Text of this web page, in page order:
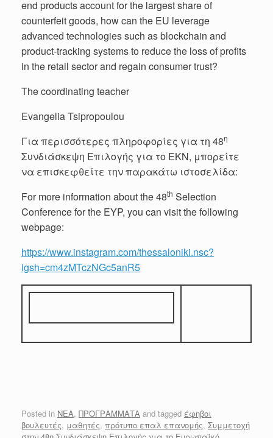
end products account for the largest share of
counterfeit goods, how can the EU leverage
advanced technologies such as blockchain and
product-tracking systems to reduce the loss of profits
in the retail sector and regain consumer trust?
The coordinating teacher
Evangelia Tsipropoulou
Για περισσότερες πληροφορίες για τη 48η
Συνδιάσκεψη Επιλογής για το ΕΚΝ, μπορείτε
να επισκεφθείτε την παρακάτω ιστοσελίδα:
For more information about the 48th Selection
Conference for the EYP, you can visit the following
webpage:
https://www.instagram.com/thessaloniki.nsc?
igsh=cm4zMTczNGc5anR5
Posted in ΝΕΑ, ΠΡΟΓΡΑΜΜΑΤΑ and tagged έφηβοι
βουλευτές, μαθητές, πρότυπο επαλ επανομής, Συμμετοχή